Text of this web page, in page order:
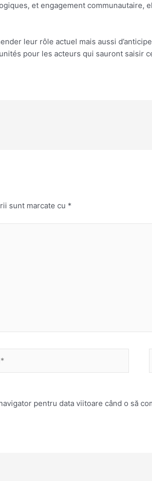
et engagement communautaire,
leur rôle actuel mais aussi
pour les acteurs qui sauront saisir
sunt marcate cu *
pentru data viitoare când o să